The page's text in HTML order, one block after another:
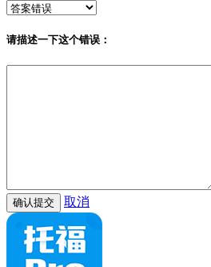
请描述一下这个错误：
取消